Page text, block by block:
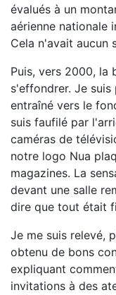
évalués à un
aérienne nationale
Cela n'avait aucun
Puis, vers 2000, la
s'effondrer. Je suis
entraîné vers le
suis faufilé par
caméras de
notre logo Nua
magazines. La
devant une salle
dire que tout était
Je me suis relevé,
obtenu de bons
expliquant
invitations à des